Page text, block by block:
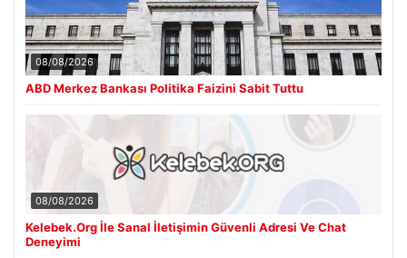
08/08/2026
ABD Merkez Bankası Politika Faizini Sabit Tuttu
08/08/2026
Kelebek.Org İle Sanal İletişimin Güvenli Adresi Ve Chat
Deneyimi